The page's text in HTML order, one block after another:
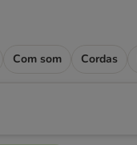
Com som Cordas